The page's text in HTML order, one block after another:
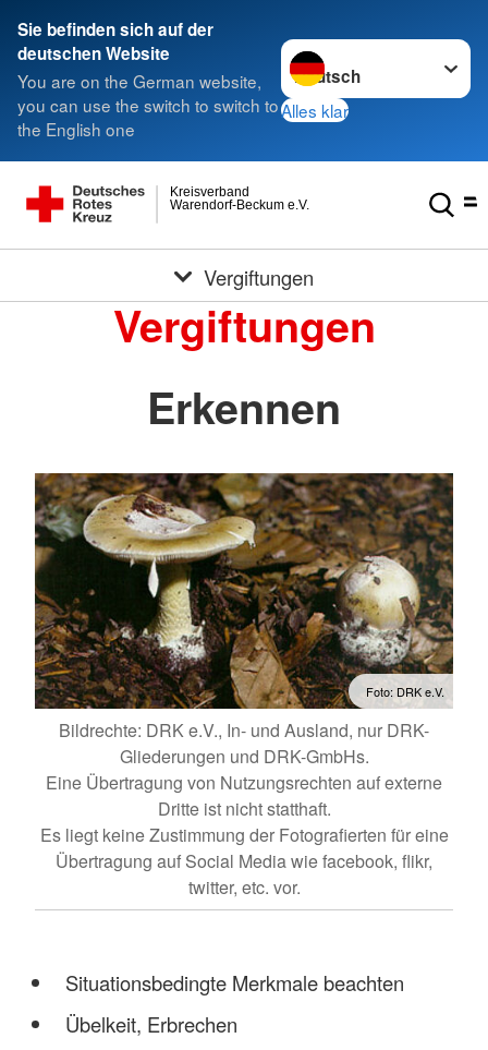
Sie befinden sich auf der
deutschen Website
You are on the German website,
you can use the switch to switch to
the English one
Sprache wechseln zu
Alles klar
Warendorf-Beckum e.V.
Kreisverband
Vergiftungen
Vergiftungen
Erkennen
Foto: DRK e.V.
Bildrechte: DRK e.V., In- und Ausland, nur DRK-
Gliederungen und DRK-GmbHs.
Eine Übertragung von Nutzungsrechten auf externe
Dritte ist nicht statthaft.
Es liegt keine Zustimmung der Fotografierten für eine
Übertragung auf Social Media wie facebook, flikr,
twitter, etc. vor.
Situationsbedingte Merkmale beachten
Übelkeit, Erbrechen